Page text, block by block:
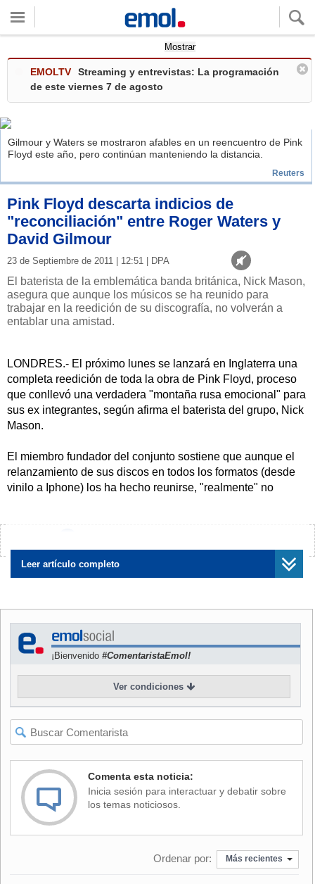
Mostrar
EMOLTV
Streaming y entrevistas: La programación
de este viernes 7 de agosto
Gilmour y Waters se mostraron afables en un reencuentro de Pink
Floyd este año, pero continúan manteniendo la distancia.
Reuters
Pink Floyd descarta indicios de
"reconciliación" entre Roger Waters y
David Gilmour
23 de Septiembre de 2011 | 12:51 | DPA
El baterista de la emblemática banda británica, Nick Mason,
asegura que aunque los músicos se ha reunido para
trabajar en la reedición de su discografía, no volverán a
entablar una amistad.
LONDRES.- El próximo lunes se lanzará en Inglaterra una
completa reedición de toda la obra de Pink Floyd, proceso
que conllevó una verdadera "montaña rusa emocional" para
sus ex integrantes, según afirma el baterista del grupo, Nick
Mason.
El miembro fundador del conjunto sostiene que aunque el
relanzamiento de sus discos en todos los formatos (desde
vinilo a Iphone) los ha hecho reunirse, "realmente" no
Mason añade que la experiencia resultó intensa, hasta el
punto de obligar a los músicos a revivir "lo bueno y lo
malo", mientras trataban de escuchar sus canciones sin
En general, esos recuerdos, asociados al año 1967 -
"cuando empezó todo"- y a los estudios de grabación
Abbey Road fueron "en general, buenísimos".
"Nos resultaba sobrecogedor estar aquí; con ese gran
soporte técnico, y teníamos a los Beatles al final del pasillo
y eso le daba otra gracia", rememoró el batería.
proyecto que llegó "en el momento adecuado", según
explicó Mason.
"Pienso que si nos lo hubieran dicho hace diez años
iban pareciendo cada vez más interesantes según iban
Leer artículo completo
¡Bienvenido #ComentaristaEmol!
Ver condiciones
Comenta esta noticia:
Inicia sesión para interactuar y debatir sobre
los temas noticiosos.
Ordenar por: Más recientes